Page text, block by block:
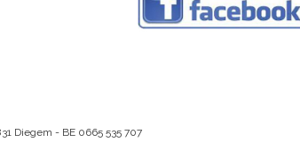
Diegem - BE 0665 535 707